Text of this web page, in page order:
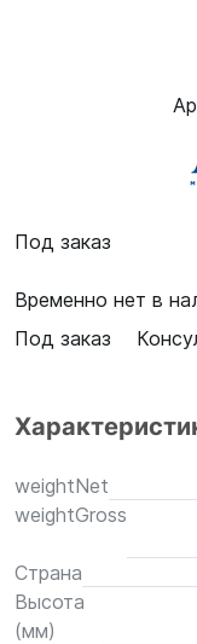
Под заказ
Временно нет в
Под заказ
weightNet
weightGross
Страна
Высота
(мм)